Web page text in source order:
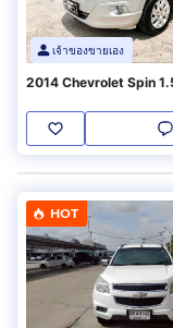
เจ้าของขายเอง
2014 Chevrolet Spin
HOT